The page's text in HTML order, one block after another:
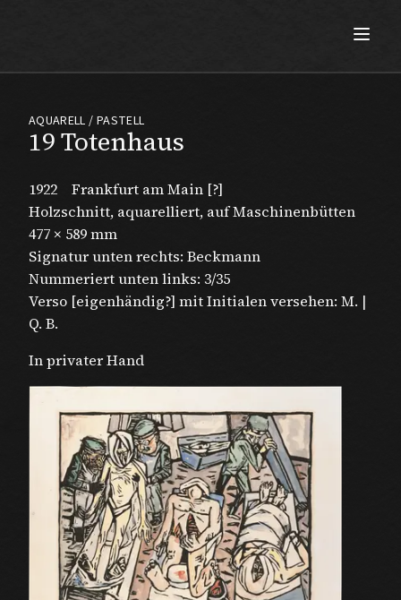
19 Totenhaus
AQUARELL / PASTELL
1922
Frankfurt am Main [?]
Holzschnitt, aquarelliert, auf Maschinenbütten
477 × 589 mm
Signatur unten rechts: Beckmann
Nummeriert unten links: 3/35
Verso [eigenhändig?] mit Initialen versehen: M. |
Q. B.
In privater Hand